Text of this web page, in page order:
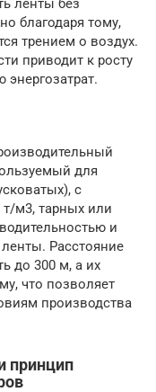
ленты без
благодаря тому,
трением о воздух.
приводит к росту
для
с
м3, тарных или
и
Расстояние
до 300 м, а их
что позволяет
производства
принцип